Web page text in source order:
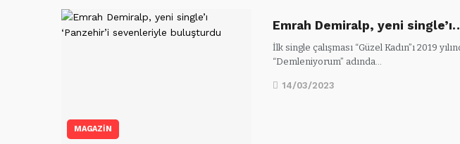
MAGAZİN
Emrah Demiralp, yeni
İlk single çalışması “Güzel Kadın”ı 2019
“Demleniyorum” adında…
14/03/2023